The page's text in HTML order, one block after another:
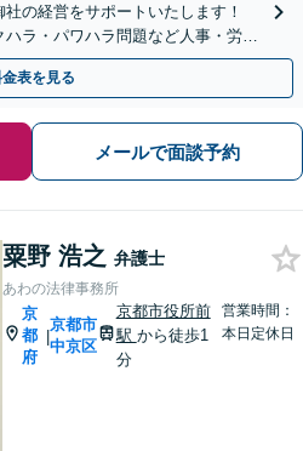
の経営をサポートいたします！
ハラ・パワハラ問題など人事・労務
可】
表を見る
メールで面談予約
粟野 浩之 弁護士
あわの法律事務所
京
都
府
|
京都市
中京区
京都市役所前
駅 から徒歩1
分
営業時間：
本日定休日